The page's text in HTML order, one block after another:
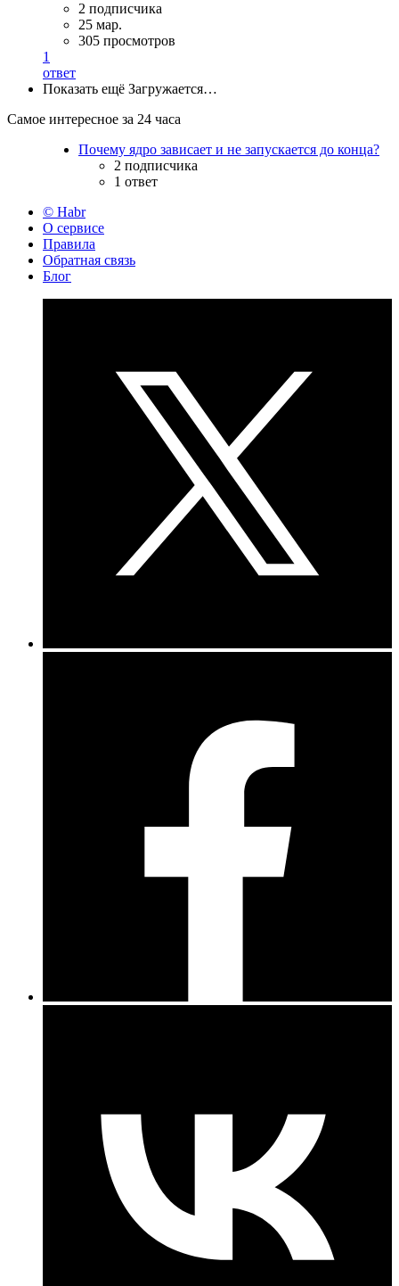
2 подписчика
25 мар.
305 просмотров
1
ответ
Показать ещё Загружается…
Самое интересное за 24 часа
Почему ядро зависает и не запускается до конца?
2 подписчика
1 ответ
© Habr
О сервисе
Правила
Обратная связь
Блог